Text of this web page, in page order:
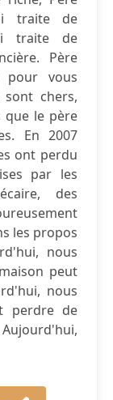
traite de
traite de
Père
vous
chers,
que le père
En 2007
ont perdu
par les
des
les propos
nous
peut
nous
perdre de